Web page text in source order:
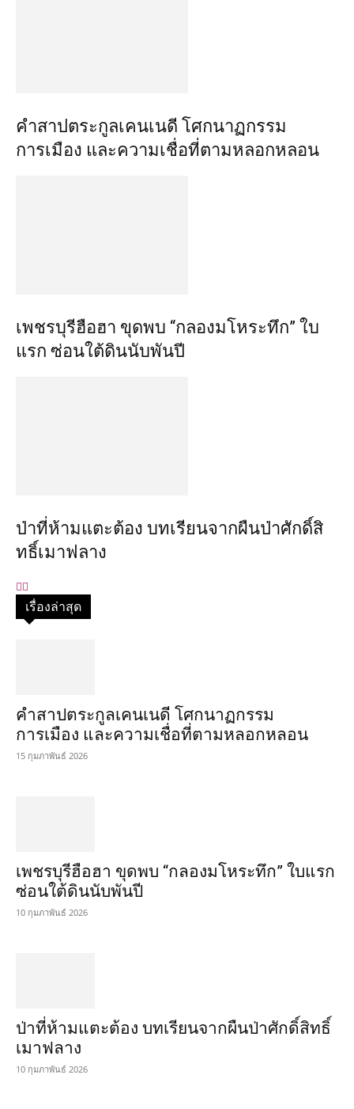
คำสาปตระกูลเคนเนดี โศกนาฏกรรม
การเมือง และความเชื่อที่ตามหลอกหลอน
เพชรบุรีฮือฮา ขุดพบ “กลองมโหระทึก” ใบ
แรก ซ่อนใต้ดินนับพันปี
ป่าที่ห้ามแตะต้อง บทเรียนจากผืนป่าศักดิ์สิ
ทธิ์เมาฟลาง
เรื่องล่าสุด
คำสาปตระกูลเคนเนดี โศกนาฏกรรม
การเมือง และความเชื่อที่ตามหลอกหลอน
15 กุมภาพันธ์ 2026
เพชรบุรีฮือฮา ขุดพบ “กลองมโหระทึก” ใบแรก
ซ่อนใต้ดินนับพันปี
10 กุมภาพันธ์ 2026
ป่าที่ห้ามแตะต้อง บทเรียนจากผืนป่าศักดิ์สิทธิ์
เมาฟลาง
10 กุมภาพันธ์ 2026